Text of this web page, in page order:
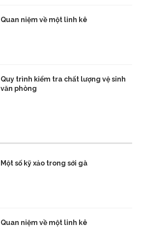
Quan niệm về một linh kê
Quy trình kiểm tra chất lượng vệ sinh
văn phòng
Một số kỹ xảo trong sới gà
Quan niệm về một linh kê